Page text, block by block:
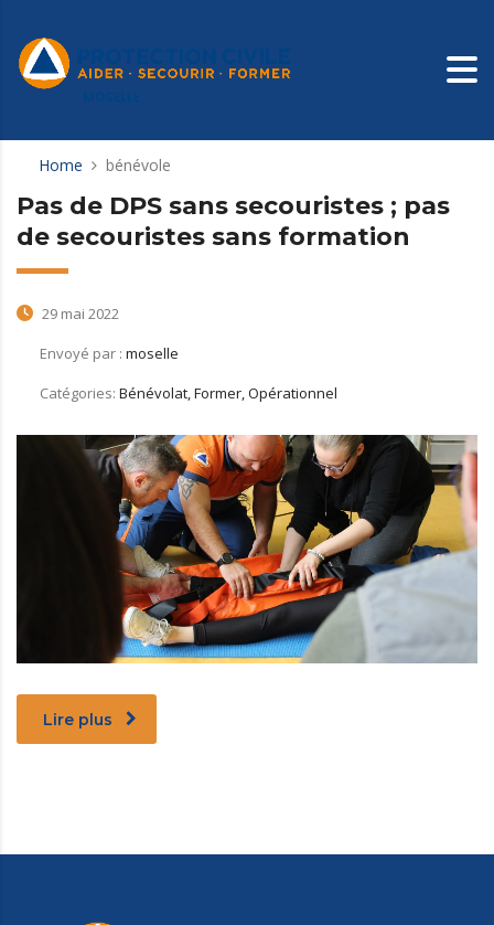
Home bénévole
Pas de DPS sans secouristes ; pas
de secouristes sans formation
29 mai 2022
Envoyé par : moselle
Catégories: Bénévolat, Former, Opérationnel
Lire plus